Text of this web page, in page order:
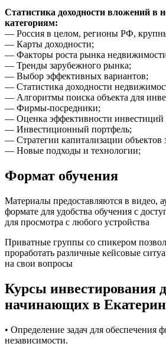
Статистика доходности вложений в
категориям:
— Россия в целом, регионы РФ,
— Карты доходности;
— Факторы роста рынка
— Тренды зарубежного рынка;
— Выбор эффективных вариантов;
— Статистика доходности
— Алгоритмы поиска объекта для
— Фирмы-посредники;
— Оценка эффективности инвестиций
— Инвестиционный портфель;
— Стратегии капитализации объектов
— Новые подходы и технологии;
Формат обучения
Материалы предоставляются в видео,
формате для удобства обучения с
для просмотра с любого устройства
Приватные группы со спикером
проработать различные кейсовые
на свои вопросы
Курсы инвестирования
начинающих в
• Определение задач для обеспечения
независимости.